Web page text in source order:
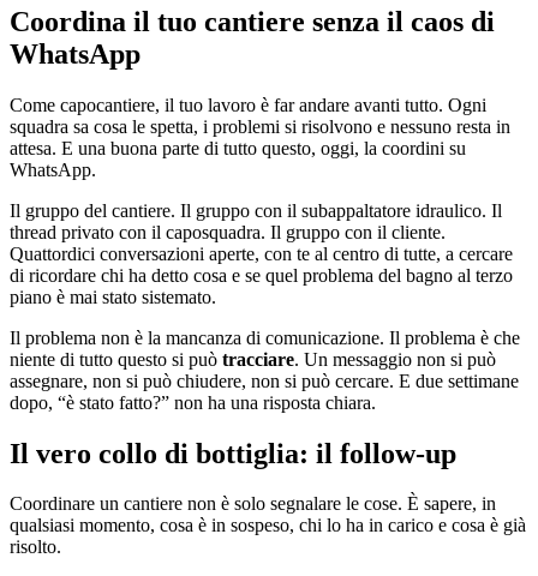
Coordina il tuo cantiere senza il caos di
WhatsApp
Come capocantiere, il tuo lavoro è far andare avanti tutto. Ogni
squadra sa cosa le spetta, i problemi si risolvono e nessuno resta in
attesa. E una buona parte di tutto questo, oggi, la coordini su
WhatsApp.
Il gruppo del cantiere. Il gruppo con il subappaltatore idraulico. Il
thread privato con il caposquadra. Il gruppo con il cliente.
Quattordici conversazioni aperte, con te al centro di tutte, a cercare
di ricordare chi ha detto cosa e se quel problema del bagno al terzo
piano è mai stato sistemato.
Il problema non è la mancanza di comunicazione. Il problema è che
niente di tutto questo si può tracciare. Un messaggio non si può
assegnare, non si può chiudere, non si può cercare. E due settimane
dopo, “è stato fatto?” non ha una risposta chiara.
Il vero collo di bottiglia: il follow-up
Coordinare un cantiere non è solo segnalare le cose. È sapere, in
qualsiasi momento, cosa è in sospeso, chi lo ha in carico e cosa è già
risolto.